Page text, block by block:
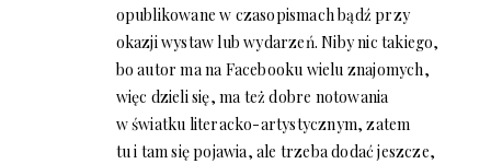
opublikowane w czasopismach bądź przy
okazji wystaw lub wydarzeń. Niby nic takiego,
bo autor ma na Facebooku wielu znajomych,
więc dzieli się, ma też dobre notowania
w światku literacko-artystycznym, zatem
tu i tam się pojawia, ale trzeba dodać jeszcze,